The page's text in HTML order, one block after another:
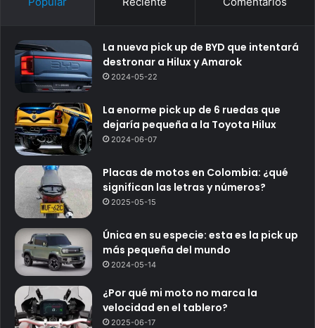
La nueva pick up de BYD que intentará
destronar a Hilux y Amarok
2024-05-22
La enorme pick up de 6 ruedas que
dejaría pequeña a la Toyota Hilux
2024-06-07
Placas de motos en Colombia: ¿qué
significan las letras y números?
2025-05-15
Única en su especie: esta es la pick up
más pequeña del mundo
2024-05-14
¿Por qué mi moto no marca la
velocidad en el tablero?
2025-06-17